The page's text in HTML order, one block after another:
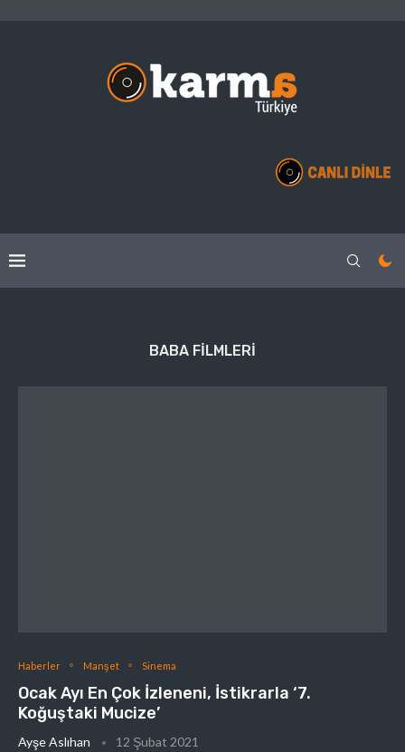
BABA FILMLERI
Haberler Manşet Sinema
Ocak Ayı En Çok İzleneni, İstikrarla ‘7.
Koğuştaki Mucize’
Ayşe Aslıhan 12 Şubat 2021